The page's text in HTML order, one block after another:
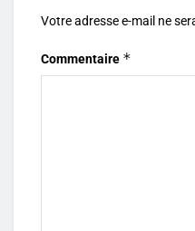
Votre adresse e-mail ne
Commentaire *